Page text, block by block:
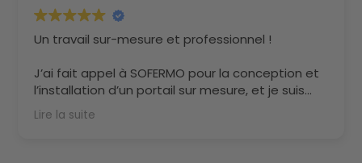
Lors de la préparation de mon projet de portail,
inspiré confiance. Très bon accueil et
renseignements claires sur les possibilités
proposées.
Le portail a été fabriqué sur mesure avec des
Lire la suite